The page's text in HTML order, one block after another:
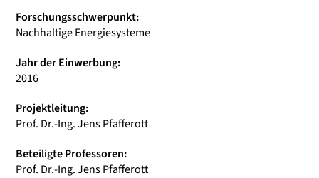
Forschungsschwerpunkt:
Nachhaltige Energiesysteme
Jahr der Einwerbung:
2016
Projektleitung:
Prof. Dr.-Ing. Jens Pfafferott
Beteiligte Professoren:
Prof. Dr.-Ing. Jens Pfafferott